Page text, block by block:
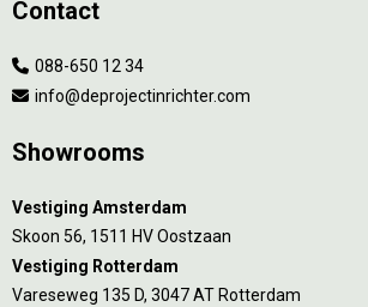
Contact
088-650 12 34
info@deprojectinrichter.com
Showrooms
Vestiging Amsterdam
Skoon 56, 1511 HV Oostzaan
Vestiging Rotterdam
Vareseweg 135 D, 3047 AT Rotterdam